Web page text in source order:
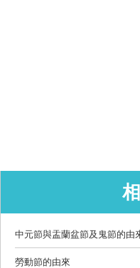
中元節與盂蘭盆節及鬼節的由
勞動節的由來